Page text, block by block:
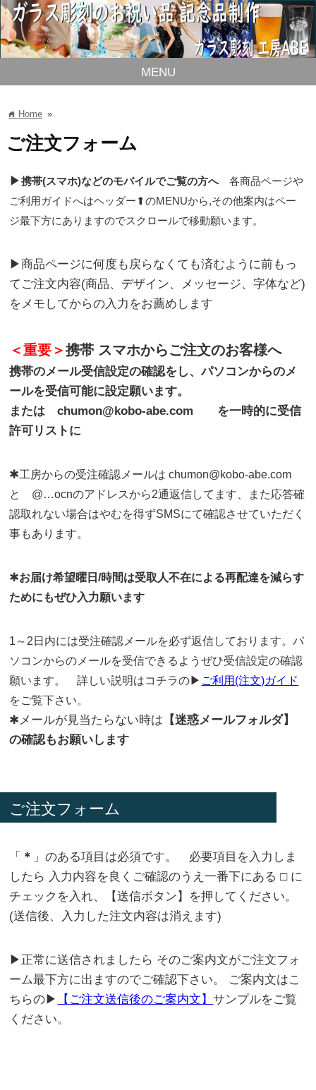
MENU
home Home »
ご注文フォーム
▶携帯(スマホ)などのモバイルでご覧の方へ各商品ページや
ご利用ガイドへはヘッダー⬆のMENUから,その他案内はペー
ジ最下方にありますのでスクロールで移動願います。
▶商品ページに何度も戻らなくても済むように前もっ
てご注文内容(商品、デザイン、メッセージ、字体など)
をメモしてからの入力をお薦めします
＜重要＞携帯 スマホからご注文のお客様へ
携帯のメール受信設定の確認をし、パソコンからのメ
ールを受信可能に設定願います。
または chumon@kobo-abe.com を一時的に受信
許可リストに
✱工房からの受注確認メールは chumon@kobo-abe.com
と @…ocnのアドレスから2通返信してます、また応答確
認取れない場合はやむを得ずSMSにて確認させていただく
事もあります。
✱お届け希望曜日/時間は受取人不在による再配達を減らす
ためにもぜひ入力願います
1～2日内には受注確認メールを必ず返信しております。パ
ソコンからのメールを受信できるようぜひ受信設定の確認
願います。 詳しい説明はコチラの▶ ご利用(注文)ガイド
をご覧下さい。
✱メールが見当たらない時は 【迷惑メールフォルダ】
の確認もお願いします
ご注文フォーム
「 ＊ 」のある項目は必須です。 必要項目を入力しま
したら 入力内容を良くご確認のうえ一番下にある □ に
チェックを入れ、【送信ボタン】を押してください。
(送信後、入力した注文内容は消えます)
▶正常に送信されましたら そのご案内文がご注文フォ
ーム最下方に出ますのでご確認下さい。 ご案内文はこ
ちらの▶
【ご注文送信後のご案内文】サンプルをご覧
ください。